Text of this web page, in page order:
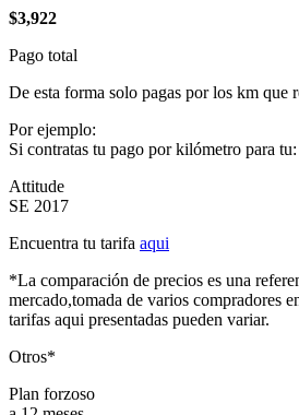
$3,922
Pago total
De esta forma solo pagas por los km que
Por ejemplo:
Si contratas tu pago por kilómetro para tu:
Attitude
SE 2017
Encuentra tu tarifa aqui
*La comparación de precios es una
mercado,tomada de varios compradores
tarifas aqui presentadas pueden variar.
Otros*
Plan forzoso